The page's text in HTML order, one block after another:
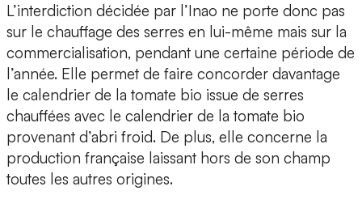
L’interdiction décidée par l’Inao ne porte donc pas
sur le chauffage des serres en lui-même mais sur la
commercialisation, pendant une certaine période de
l’année. Elle permet de faire concorder davantage
le calendrier de la tomate bio issue de serres
chauffées avec le calendrier de la tomate bio
provenant d’abri froid. De plus, elle concerne la
production française laissant hors de son champ
toutes les autres origines.